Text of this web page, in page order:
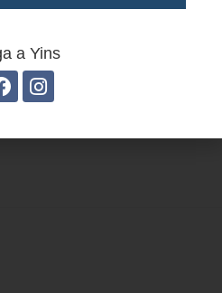
Estojo Juvenil YS27105
a Yins